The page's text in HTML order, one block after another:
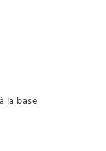
la base